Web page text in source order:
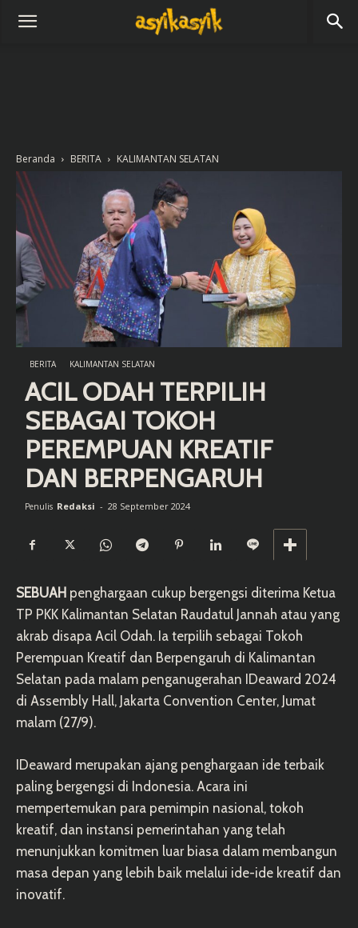
Beranda BERITA KALIMANTAN SELATAN
BERITA KALIMANTAN SELATAN
ACIL ODAH TERPILIH
SEBAGAI TOKOH
PEREMPUAN KREATIF
DAN BERPENGARUH
Penulis Redaksi - 28 September 2024
SEBUAH penghargaan cukup bergengsi diterima Ketua
TP PKK Kalimantan Selatan Raudatul Jannah atau yang
akrab disapa Acil Odah. Ia terpilih sebagai Tokoh
Perempuan Kreatif dan Berpengaruh di Kalimantan
Selatan pada malam penganugerahan IDeaward 2024
di Assembly Hall, Jakarta Convention Center, Jumat
malam (27/9).
IDeaward merupakan ajang penghargaan ide terbaik
paling bergengsi di Indonesia. Acara ini
mempertemukan para pemimpin nasional, tokoh
kreatif, dan instansi pemerintahan yang telah
menunjukkan komitmen luar biasa dalam membangun
masa depan yang lebih baik melalui ide-ide kreatif dan
inovatif.